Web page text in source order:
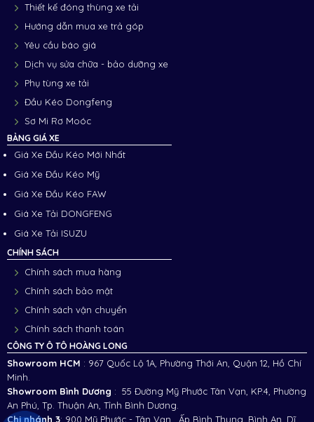
Thiết kế đóng thùng xe tải
Hướng dẫn mua xe trả góp
Yêu cầu báo giá
Dịch vụ sửa chữa - bảo dưỡng xe
Phụ tùng xe tải
Đầu Kéo Dongfeng
Sơ Mi Rơ Moóc
BẢNG GIÁ XE
Giá Xe Đầu Kéo Mới Nhất
Giá Xe Đầu Kéo Mỹ
Giá Xe Đầu Kéo FAW
Giá Xe Tải DONGFENG
Giá Xe Tải ISUZU
CHÍNH SÁCH
Chính sách mua hàng
Chính sách bảo mật
Chính sách vận chuyển
Chính sách thanh toán
CÔNG TY Ô TÔ HOÀNG LONG
Showroom HCM : 967 Quốc Lộ 1A, Phường Thới An, Quận 12, Hồ Chí
Minh.
Showroom Bình Dương : 55 Đường Mỹ Phước Tân Vạn, KP.4, Phường
An Phú, Tp. Thuận An, Tỉnh Bình Dương.
Chi nhánh 3: 900 Mỹ Phước - Tân Vạn , Ấp Bình Thung, Bình An, Dĩ